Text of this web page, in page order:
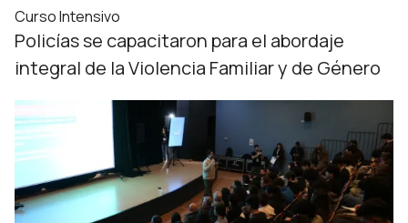
Curso Intensivo
Policías se capacitaron para el abordaje
integral de la Violencia Familiar y de Género